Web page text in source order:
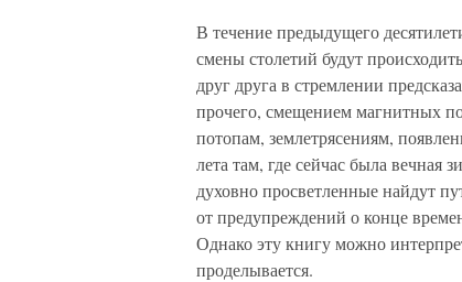
В течение предыдущего
смены столетий будут
друг друга в стремлении
прочего, смещением магнитных
потопам, землетрясениям,
лета там, где сейчас была вечная
духовно просветленные найдут
от предупреждений о конце
Однако эту книгу можно
проделывается.